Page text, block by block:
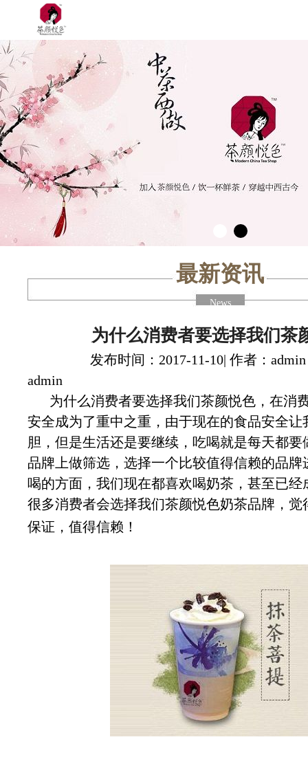
最新资讯
News
为什么消费者要选择我们茶
发布时间：2017-11-10| 作者：
admin
为什么消费者要选择我们茶颜悦色，在消
安全成为了重中之重，由于现在的食品安全让
胆，但是生活还是要继续，吃喝就是每天都要
品牌上做筛选，选择一个比较值得信赖的品牌
喝的方面，我们现在都喜欢喝奶茶，甚至已经
很多消费者会选择我们茶颜悦色奶茶品牌，觉
保证，值得信赖！